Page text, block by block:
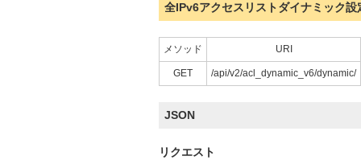
全IPv6アクセスリストダイナミック設
メソッド URI
GET /api/v2/acl_dynamic_v6/dynamic/
JSON
リクエスト